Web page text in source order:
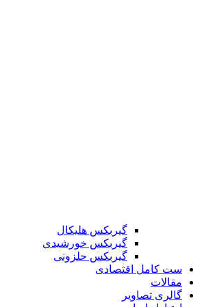
گیربکس هلیکال
گیربکس خورشیدی
گیربکس حلزونی
ست کامل اقتصادی
مقالات
گالری تصاویر